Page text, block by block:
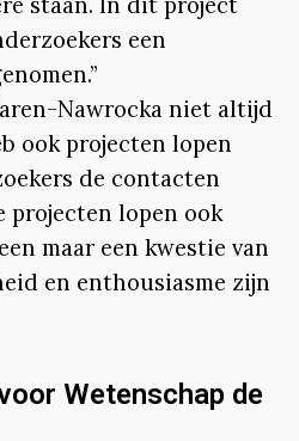
een
Nawrocka niet altijd
ook projecten lopen
de contacten
projecten lopen ook
maar een kwestie van
en enthousiasme zijn
Wetenschap de